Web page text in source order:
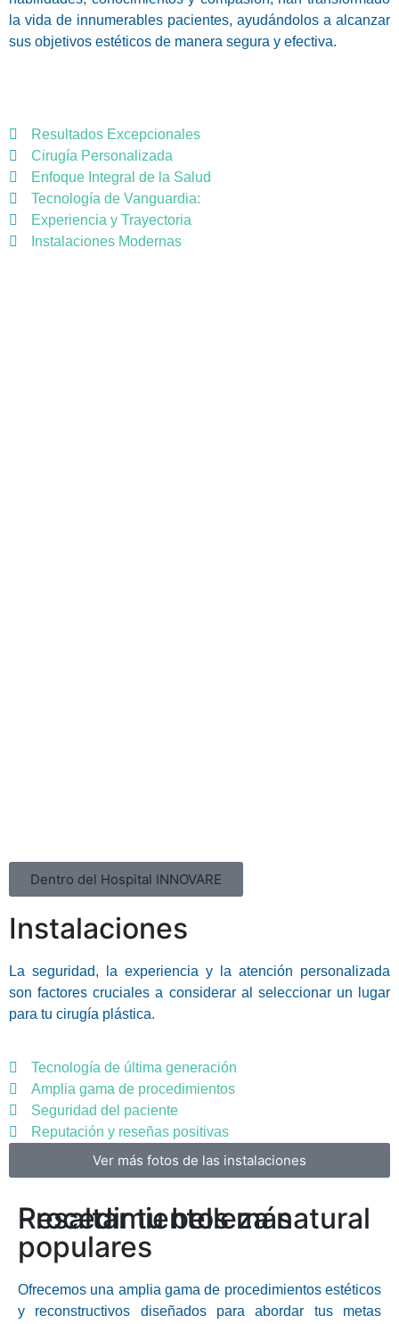
la vida de innumerables pacientes, ayudándolos a alcanzar
sus objetivos estéticos de manera segura y efectiva.
Resultados Excepcionales
Cirugía Personalizada
Enfoque Integral de la Salud
Tecnología de Vanguardia:
Experiencia y Trayectoria
Instalaciones Modernas
Dentro del Hospital INNOVARE
Instalaciones
La seguridad, la experiencia y la atención personalizada
son factores cruciales a considerar al seleccionar un lugar
para tu cirugía plástica.
Tecnología de última generación
Amplia gama de procedimientos
Seguridad del paciente
Reputación y reseñas positivas
Ver más fotos de las instalaciones
Resaltar tu belleza natural
Procedimientos más
populares
Ofrecemos una amplia gama de procedimientos estéticos
y reconstructivos diseñados para abordar tus metas